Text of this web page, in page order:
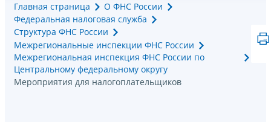
Главная страница
О ФНС России
Федеральная налоговая служба
Структура ФНС России
Межрегиональные инспекции ФНС России
Межрегиональная инспекция ФНС России по
Центральному федеральному округу
Мероприятия для налогоплательщиков